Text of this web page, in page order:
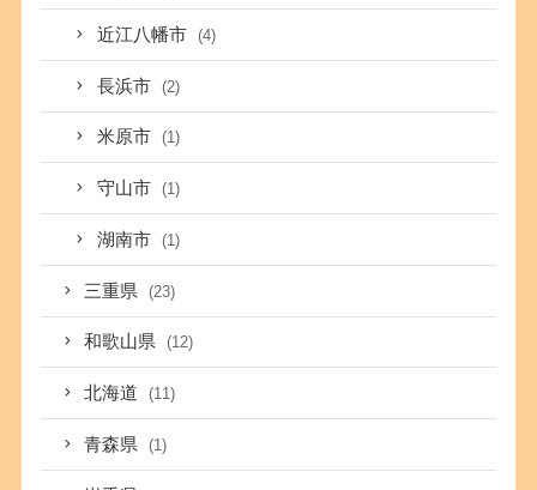
近江八幡市 (4)
長浜市 (2)
米原市 (1)
守山市 (1)
湖南市 (1)
三重県 (23)
和歌山県 (12)
北海道 (11)
青森県 (1)